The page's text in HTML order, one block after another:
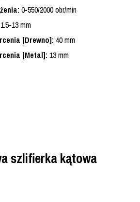
0-550/2000 obr/min
1.5-13 mm
[Drewno]: 40 mm
[Metal]: 13 mm
szlifierka kątowa